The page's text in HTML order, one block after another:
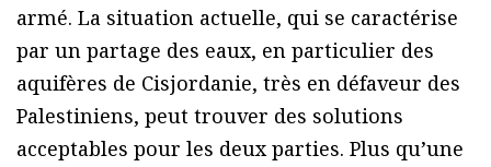
armé. La situation actuelle, qui se caractérise
par un partage des eaux, en particulier des
aquifères de Cisjordanie, très en défaveur des
Palestiniens, peut trouver des solutions
acceptables pour les deux parties. Plus qu’une